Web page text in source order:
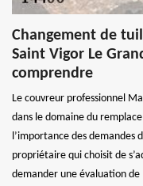
Changement de
Saint Vigor Le
comprendre
Le couvreur professionnel
dans le domaine du
l’importance des demandes
propriétaire qui choisit de
demander une évaluation de